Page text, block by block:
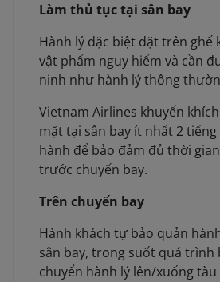
Làm thủ tục tại sân bay
Hành lý đặc biệt đặt trên ghế
vật phẩm nguy hiểm và cần
ninh như hành lý thông
Vietnam Airlines khuyến
mặt tại sân bay ít nhất 2
hành để bảo đảm đủ thời
trước chuyến bay.
Trên chuyến bay
Hành khách tự bảo quản
sân bay, trong suốt quá trình
chuyển hành lý lên/xuống tàu